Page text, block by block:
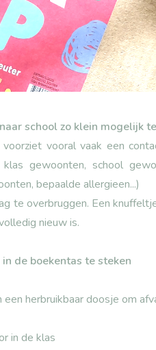
school zo klein mogelijk
vooral vaak een
gewoonten, school
bepaalde allergieen...)
te overbruggen. Een
nieuw is.
de boekentas te steken
herbruikbaar doosje om
in de klas